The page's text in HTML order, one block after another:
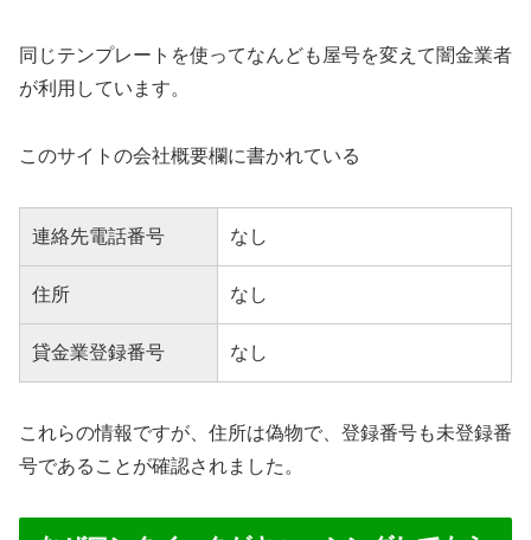
同じテンプレートを使ってなんども屋号を変えて闇金業者
が利用しています。
このサイトの会社概要欄に書かれている
連絡先電話番号 なし
住所 なし
貸金業登録番号 なし
これらの情報ですが、住所は偽物で、登録番号も未登録番
号であることが確認されました。